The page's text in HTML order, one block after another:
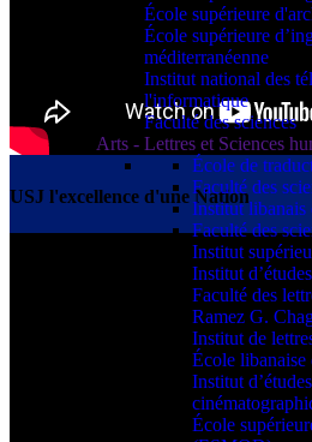
École supérieure
École supérieure
méditerranéenne
Institut national des
l'informatique
Faculté des sciences
Arts - Lettres et Sciences
École de
Faculté des
Institut libanais
Faculté des
Institut
Institut
Faculté des
Ramez G.
Institut de
École
Institut
École
USJ l'excellence d'une Nation